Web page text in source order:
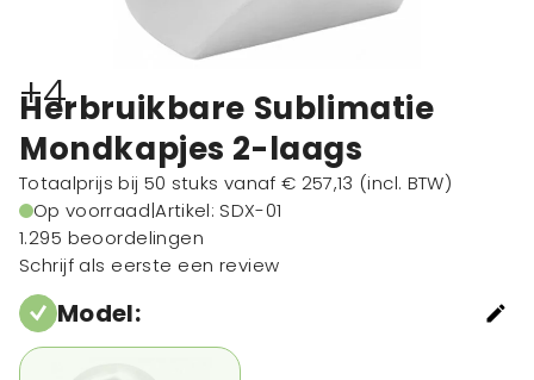
+4
Herbruikbare Sublimatie
Mondkapjes 2-laags
Totaalprijs bij 50 stuks vanaf € 257,13 (incl. BTW)
Op voorraad|Artikel: SDX-01
1.295 beoordelingen
Schrijf als eerste een review
Model: